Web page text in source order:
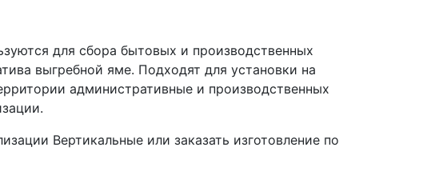
для сбора бытовых и производственных
выгребной яме. Подходят для установки на
административные и производственных
Вертикальные или заказать изготовление по